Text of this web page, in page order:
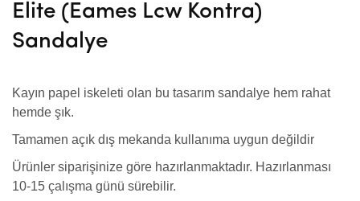
Elite (Eames Lcw Kontra)
Sandalye
Kayın papel iskeleti olan bu tasarım sandalye hem rahat
hemde şık.
Tamamen açık dış mekanda kullanıma uygun değildir
Ürünler siparişinize göre hazırlanmaktadır. Hazırlanması
10-15 çalışma günü sürebilir.